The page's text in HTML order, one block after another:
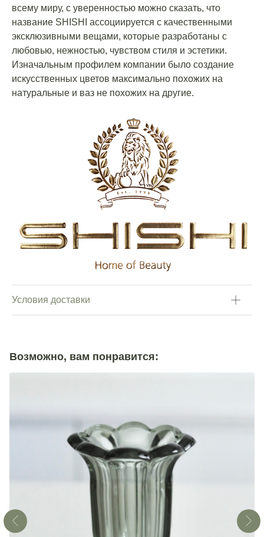
всему миру, с уверенностью можно сказать, что
название SHISHI ассоциируется с качественными
эксклюзивными вещами, которые разработаны с
любовью, нежностью, чувством стиля и эстетики.
Изначальным профилем компании было создание
искусственных цветов максимально похожих на
натуральные и ваз не похожих на другие.
Условия доставки
Возможно, вам понравится: